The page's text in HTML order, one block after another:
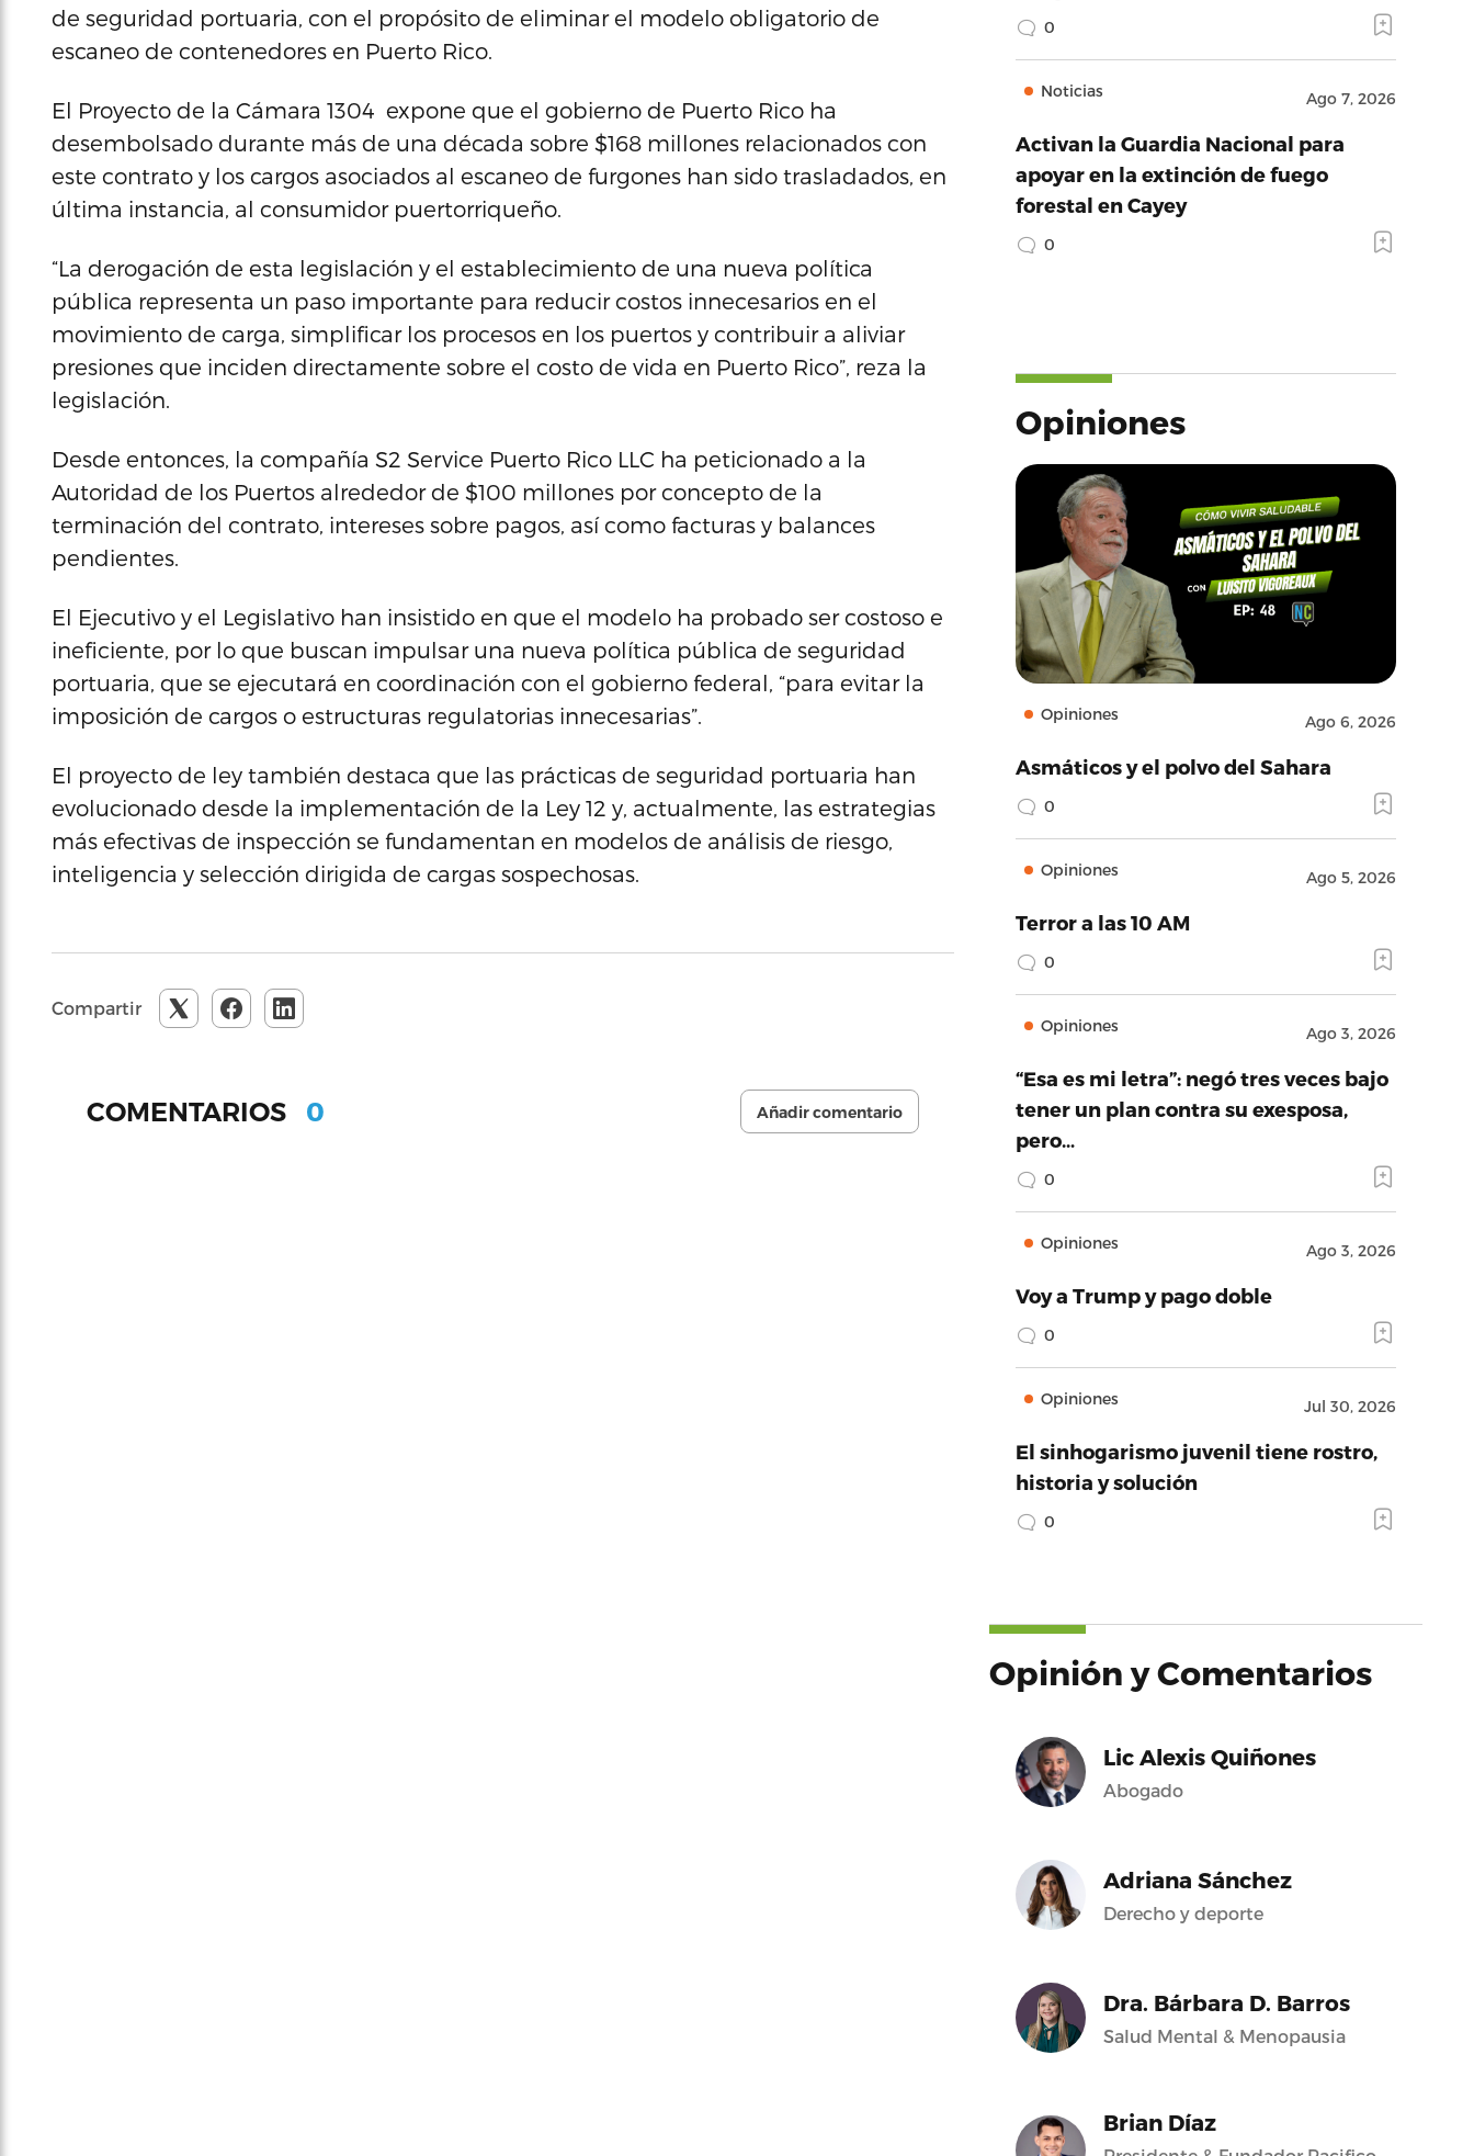
de seguridad portuaria, con el propósito de eliminar el modelo obligatorio de
escaneo de contenedores en Puerto Rico.
El Proyecto de la Cámara 1304 expone que el gobierno de Puerto Rico ha
desembolsado durante más de una década sobre $168 millones relacionados con
este contrato y los cargos asociados al escaneo de furgones han sido trasladados, en
última instancia, al consumidor puertorriqueño.
“La derogación de esta legislación y el establecimiento de una nueva política
pública representa un paso importante para reducir costos innecesarios en el
movimiento de carga, simplificar los procesos en los puertos y contribuir a aliviar
presiones que inciden directamente sobre el costo de vida en Puerto Rico”, reza la
legislación.
Desde entonces, la compañía S2 Service Puerto Rico LLC ha peticionado a la
Autoridad de los Puertos alrededor de $100 millones por concepto de la
terminación del contrato, intereses sobre pagos, así como facturas y balances
pendientes.
El Ejecutivo y el Legislativo han insistido en que el modelo ha probado ser costoso e
ineficiente, por lo que buscan impulsar una nueva política pública de seguridad
portuaria, que se ejecutará en coordinación con el gobierno federal, “para evitar la
imposición de cargos o estructuras regulatorias innecesarias”.
El proyecto de ley también destaca que las prácticas de seguridad portuaria han
evolucionado desde la implementación de la Ley 12 y, actualmente, las estrategias
más efectivas de inspección se fundamentan en modelos de análisis de riesgo,
inteligencia y selección dirigida de cargas sospechosas.
Compartir
COMENTARIOS 0 Añadir comentario
0
Noticias Ago 7, 2026
Activan la Guardia Nacional para
apoyar en la extinción de fuego
forestal en Cayey
0
Opiniones
Opiniones Ago 6, 2026
Asmáticos y el polvo del Sahara
0
Opiniones Ago 5, 2026
Terror a las 10 AM
0
Opiniones Ago 3, 2026
“Esa es mi letra”: negó tres veces bajo
tener un plan contra su exesposa,
pero…
0
Opiniones Ago 3, 2026
Voy a Trump y pago doble
0
Opiniones Jul 30, 2026
El sinhogarismo juvenil tiene rostro,
historia y solución
0
Opinión y Comentarios
Lic Alexis Quiñones
Abogado
Adriana Sánchez
Derecho y deporte
Dra. Bárbara D. Barros
Salud Mental & Menopausia
Brian Díaz